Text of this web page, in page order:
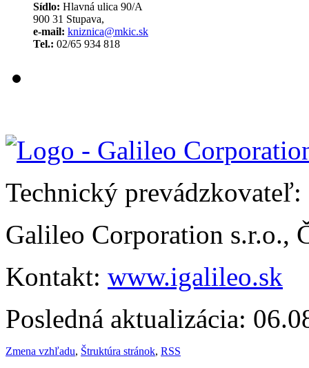
Sídlo: Hlavná ulica 90/A
900 31 Stupava,
e-mail: kniznica@mkic.sk
Tel.: 02/65 934 818
Technický prevádzkovateľ:
Galileo Corporation s.r.o.,
Kontakt: www.igalileo.sk
Posledná aktualizácia:
Zmena vzhľadu, Štruktúra stránok, RSS